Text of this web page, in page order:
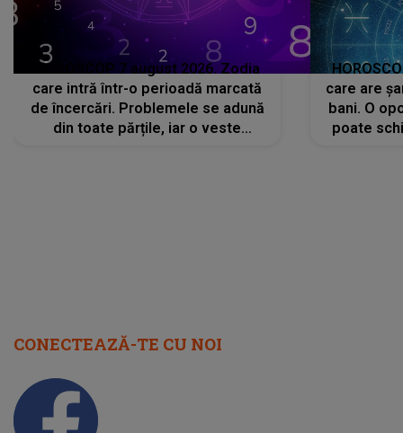
HOROSCOP 7 august 2026. Zodia
care intră într-o perioadă marcată
de încercări. Problemele se adună
din toate părțile, iar o veste
care are
bani. O
poate
CONECTEAZĂ-TE CU NOI